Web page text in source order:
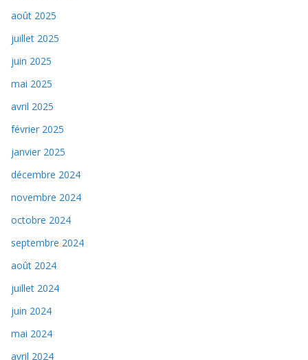
août 2025
juillet 2025
juin 2025
mai 2025
avril 2025
février 2025
janvier 2025
décembre 2024
novembre 2024
octobre 2024
septembre 2024
août 2024
juillet 2024
juin 2024
mai 2024
avril 2024